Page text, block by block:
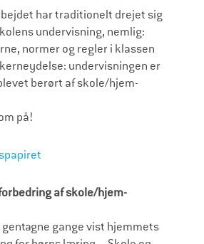
har traditionelt drejet sig
undervisning, nemlig:
normer og regler i klassen
undervisningen er
berørt af skole/hjem-
på!
af skole/hjem-
gange vist hjemmets